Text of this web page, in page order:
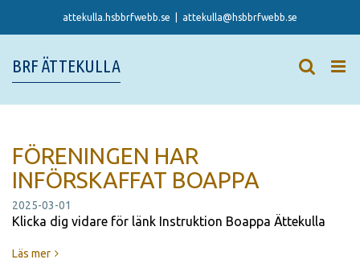
content
attekulla.hsbbrfwebb.se attekulla@hsbbrfwebb.se
BRF ÄTTEKULLA
FÖRENINGEN HAR
INFÖRSKAFFAT BOAPPA
2025-03-01
Klicka dig vidare för länk Instruktion Boappa Ättekulla
Läs mer